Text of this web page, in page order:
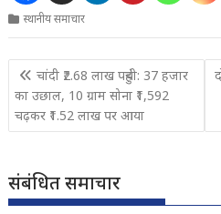
स्थानीय समाचार
Post
navigation
चांदी ₹2.68 लाख पहुंची: 37 हजार
का उछाल, 10 ग्राम सोना ₹1,592
चढ़कर ₹1.52 लाख पर आया
संबंधित समाचार